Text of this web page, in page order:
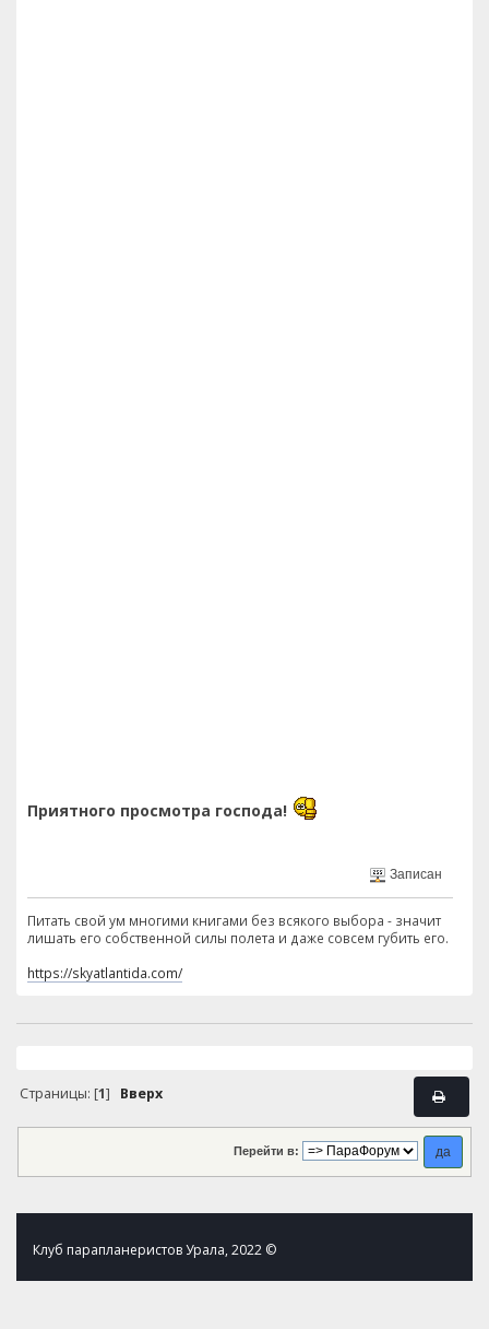
Приятного просмотра господа!
Записан
Питать свой ум многими книгами без всякого выбора - значит
лишать его собственной силы полета и даже совсем губить его.
https://skyatlantida.com/
Страницы: [1] Вверх
Перейти в:
Клуб парапланеристов Урала, 2022 ©